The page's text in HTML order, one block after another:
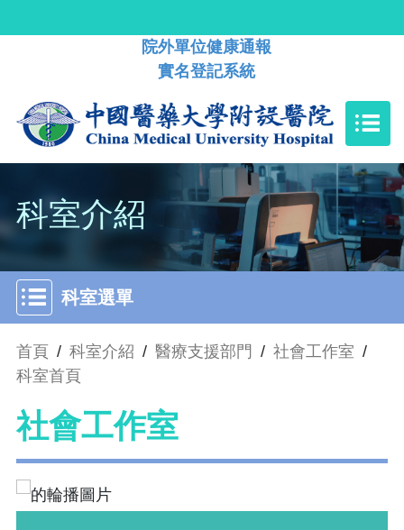
院外單位健康通報
實名登記系統
科室介紹
科室選單
首頁 / 科室介紹 / 醫療支援部門 / 社會工作室 /
科室首頁
社會工作室